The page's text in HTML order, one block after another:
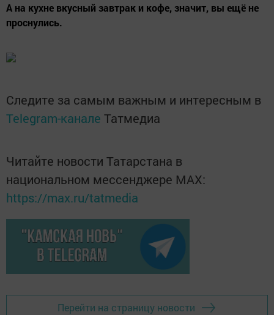
А на кухне вкусный завтрак и кофе, значит, вы ещё не
проснулись.
Следите за самым важным и интересным в
Telegram-канале Татмедиа
Читайте новости Татарстана в
национальном мессенджере MАХ:
https://max.ru/tatmedia
Перейти на страницу новости